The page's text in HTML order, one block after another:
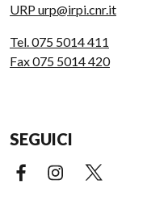
URP urp@irpi.cnr.it
Tel. 075 5014 411
Fax 075 5014 420
SEGUICI
Facebook (link esterno)
Instagram (link